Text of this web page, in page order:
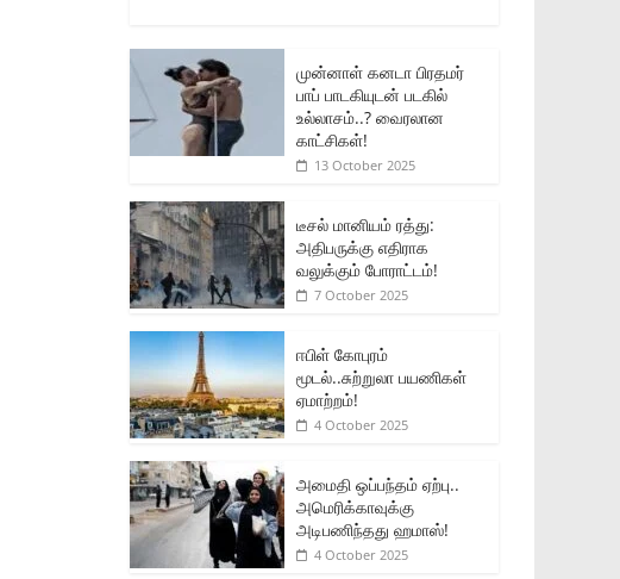
முன்னாள் கனடா பிரதமர்
பாப் பாடகியுடன் படகில்
உல்லாசம்..? வைரலான
காட்சிகள்!
13 October 2025
டீசல் மானியம் ரத்து:
அதிபருக்கு எதிராக
வலுக்கும் போராட்டம்!
7 October 2025
ஈபிள் கோபுரம்
மூடல்..சுற்றுலா பயணிகள்
ஏமாற்றம்!
4 October 2025
அமைதி ஒப்பந்தம் ஏற்பு..
அமெரிக்காவுக்கு
அடிபணிந்தது ஹமாஸ்!
4 October 2025